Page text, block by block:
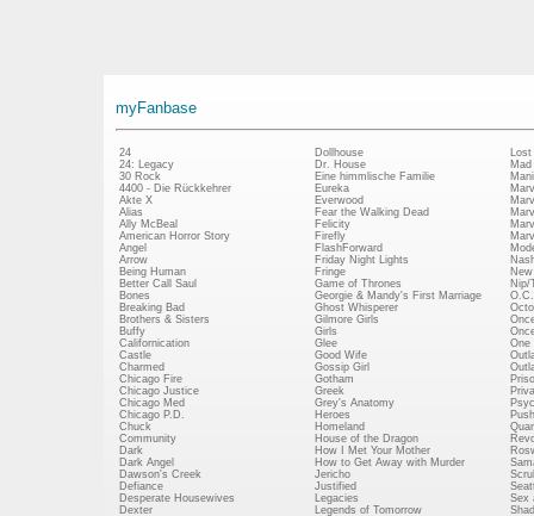
myFanbase
24
24: Legacy
30 Rock
4400 - Die Rückkehrer
Akte X
Alias
Ally McBeal
American Horror Story
Angel
Arrow
Being Human
Better Call Saul
Bones
Breaking Bad
Brothers & Sisters
Buffy
Californication
Castle
Charmed
Chicago Fire
Chicago Justice
Chicago Med
Chicago P.D.
Chuck
Community
Dark
Dark Angel
Dawson's Creek
Defiance
Desperate Housewives
Dexter
Dollhouse
Dr. House
Eine himmlische Familie
Eureka
Everwood
Fear the Walking Dead
Felicity
Firefly
FlashForward
Friday Night Lights
Fringe
Game of Thrones
Georgie & Mandy's First Marriage
Ghost Whisperer
Gilmore Girls
Girls
Glee
Good Wife
Gossip Girl
Gotham
Greek
Grey's Anatomy
Heroes
Homeland
House of the Dragon
How I Met Your Mother
How to Get Away with Murder
Jericho
Justified
Legacies
Legends of Tomorrow
Lost
New
Nip/
One
Sex